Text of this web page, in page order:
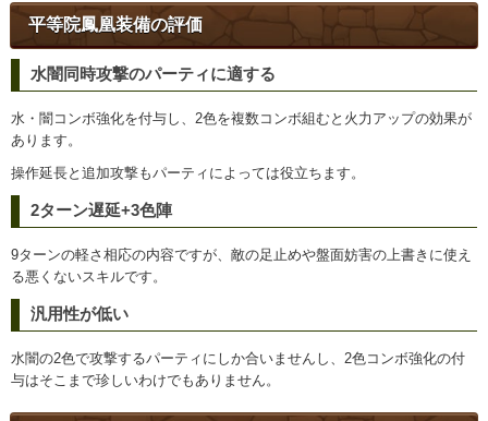
平等院鳳凰装備の評価
水闇同時攻撃のパーティに適する
水・闇コンボ強化を付与し、2色を複数コンボ組むと火力アップの効果が
あります。
操作延長と追加攻撃もパーティによっては役立ちます。
2ターン遅延+3色陣
9ターンの軽さ相応の内容ですが、敵の足止めや盤面妨害の上書きに使え
る悪くないスキルです。
汎用性が低い
水闇の2色で攻撃するパーティにしか合いませんし、2色コンボ強化の付
与はそこまで珍しいわけでもありません。